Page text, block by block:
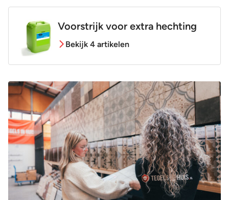
Voorstrijk voor extra hechting
Bekijk 4 artikelen